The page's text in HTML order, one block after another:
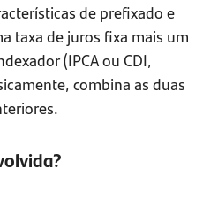
de prefixado e
taxa de juros fixa mais um
(IPCA ou CDI,
combina as duas